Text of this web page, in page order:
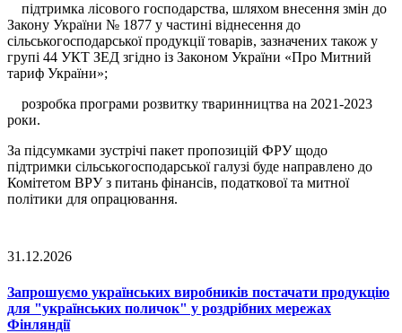
підтримка лісового господарства, шляхом внесення змін до
Закону України № 1877 у частині віднесення до
сільськогосподарської продукції товарів, зазначених також у
групі 44 УКТ ЗЕД згідно із Законом України «Про Митний
тариф України»;
розробка програми розвитку тваринництва на 2021-2023
роки.
За підсумками зустрічі пакет пропозицій ФРУ щодо
підтримки сільськогосподарської галузі буде направлено до
Комітетом ВРУ з питань фінансів, податкової та митної
політики для опрацювання.
31.12.2026
Запрошуємо українських виробників постачати продукцію
для "українських поличок" у роздрібних мережах
Фінляндії